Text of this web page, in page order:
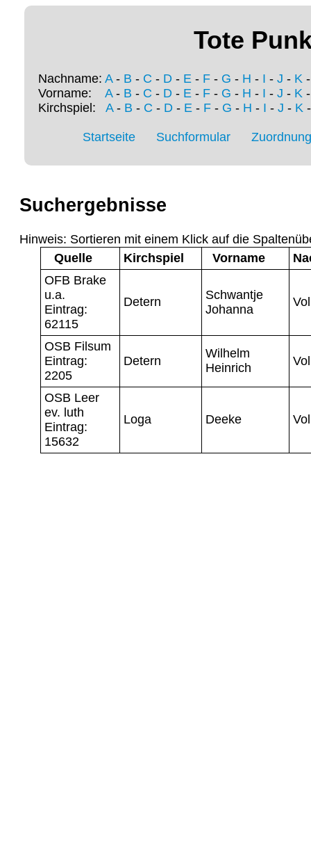
Tote
Nachname: A- B - C - D - E - F - G - H - I - J - K
Vorname: A- B - C - D - E - F - G - H - I - J - K
Kirchspiel: A- B - C - D- E- F- G - H - I - J - K
Startseite Suchformular
Suchergebnisse
Hinweis: Sortieren mit einem Klick auf die
Quelle
Kirchspiel Vorname
OFB Brake
u.a.
Eintrag:
62115
Detern
Schwantje
Johanna
OSB Filsum
Eintrag:
2205
Detern
Wilhelm
Heinrich
OSB Leer
ev. luth
Eintrag:
15632
Loga Deeke